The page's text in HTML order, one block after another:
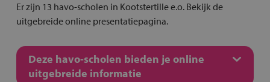
Er zijn 13 havo-scholen in Kootstertille e.o. Bekijk de
uitgebreide online presentatiepagina.
Deze havo-scholen bieden je online
uitgebreide informatie